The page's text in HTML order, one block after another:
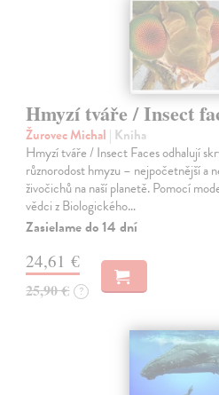
Hmyzí tváře / Insect
Žurovec Michal | Kniha
Hmyzí tváře / Insect Faces odhalují
různorodost hmyzu – nejpočetnější a
živočichů na naší planetě. Pomocí
vědci z Biologického…
Zasielame do 14 dní
24,61 €
25,90 € ?